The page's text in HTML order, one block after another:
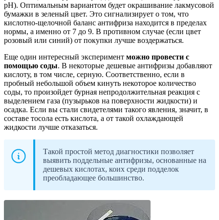
pH). Оптимальным вариантом будет окрашивание лакмусовой
бумажки в зеленый цвет. Это сигнализирует о том, что
кислотно-щелочной баланс антифриза находится в пределах
нормы, а именно от 7 до 9. В противном случае (если цвет
розовый или синий) от покупки лучше воздержаться.
Еще один интересный эксперимент можно провести с
помощью соды. В некоторые дешевые антифризы добавляют
кислоту, в том числе, серную. Соответственно, если в
пробный небольшой объем кинуть некоторое количество
соды, то произойдет бурная непродолжительная реакция с
выделением газа (пузырьков на поверхности жидкости) и
осадка. Если вы стали свидетелями такого явления, значит, в
составе тосола есть кислота, а от такой охлаждающей
жидкости лучше отказаться.
Такой простой метод диагностики позволяет
выявить поддельные антифризы, основанные на
дешевых кислотах, коих среди подделок
преобладающее большинство.